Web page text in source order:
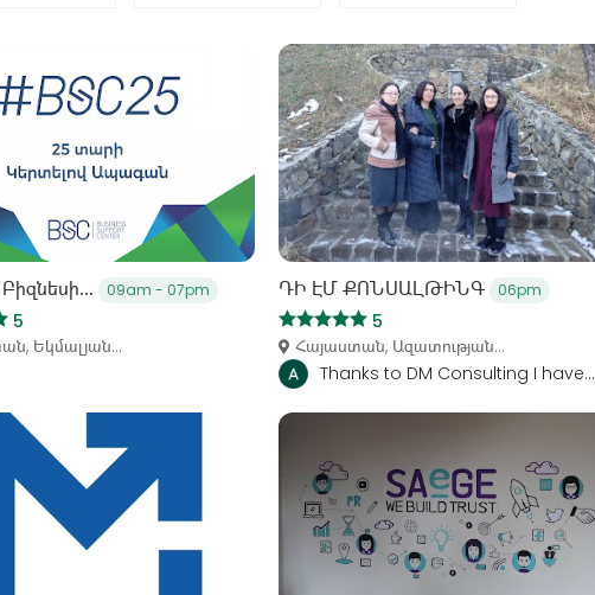
09am - 07pm
5
Եկմալյան...
ԴԻ ԷՄ ՔՈՆՍԱԼԹԻՆԳ 06pm
5
Հայաստան, Ազատության...
Thanks to DM Consulting I have...